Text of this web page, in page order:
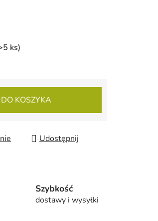
ks)
DO KOSZYKA
Udostępnij
Szybkość
dostawy i wysyłki